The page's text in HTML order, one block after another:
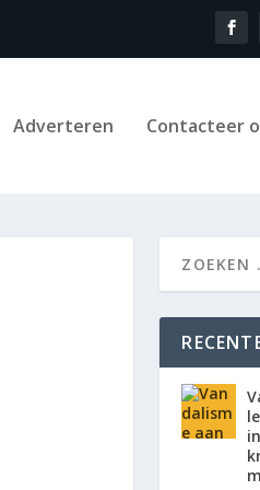
Adverteren Contacteer